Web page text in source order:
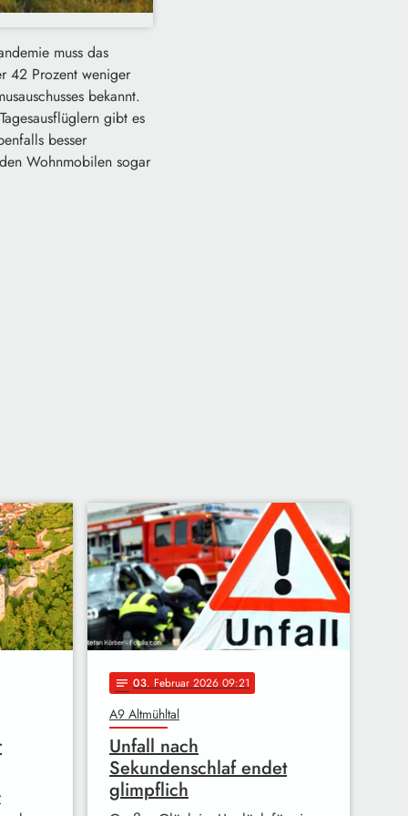
muss das
42 Prozent weniger
bekannt.
gibt es
besser
Wohnmobilen sogar
notes 03. Februar 2026 09:21
A9 Altmühltal
Unfall nach
Sekundenschlaf endet
glimpflich